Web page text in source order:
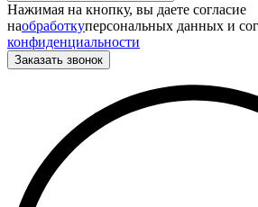
Нажимая на кнопку, вы даете согласие
наобработкуперсональных данных и
конфиденциальности
Заказать звонок